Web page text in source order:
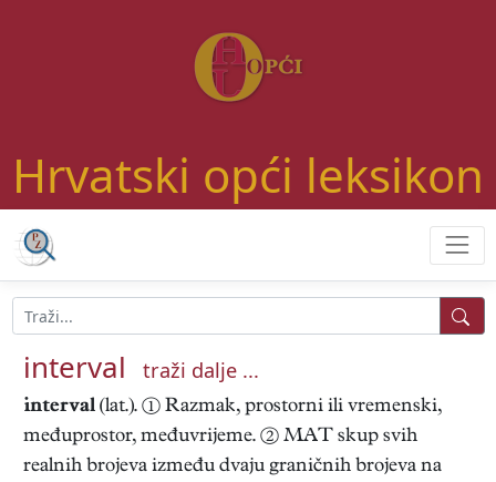
Hrvatski opći leksikon
interval traži dalje ...
interval (lat.). ① Razmak, prostorni ili vremenski,
međuprostor, međuvrijeme. ② MAT skup svih
realnih brojeva između dvaju graničnih brojeva na